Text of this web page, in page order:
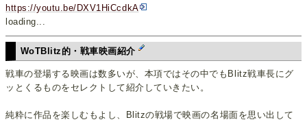
https://youtu.be/DXV1HiCcdkA
loading...
WoTBlitz的・戦車映画紹介
戦車の登場する映画は数多いが、本項ではその中でもBlitz戦車長にグ
ッとくるものをセレクトして紹介していきたい。
純粋に作品を楽しむもよし、Blitzの戦場で映画の名場面を思い出して